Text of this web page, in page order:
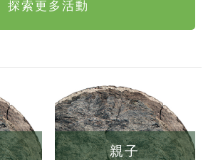
探索更多活動
親子